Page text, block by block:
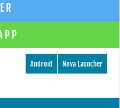
Nova Launcher
Android